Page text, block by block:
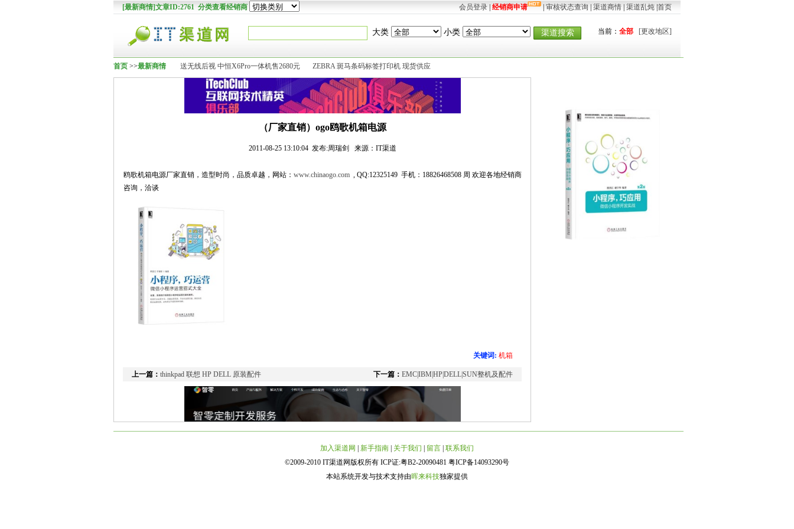
[最新商情]文章ID:2761 分类查看经销商 会员登录 经销商申请 审核状态查询 渠道商情 渠道乱炖 首页
大类 小类 渠道搜索 当前： 全部 [更改地区]
首页 >>最新商情 送无线后视 中恒X6Pro一体机售2680元 ZEBRA 斑马条码标签打印机 现货供应
（厂家直销）ogo鸥歌机箱电源
2011-08-25 13:10:04 发布:周瑞剑 来源：IT渠道
鸥歌机箱电源厂家直销，造型时尚，品质卓越，网站： www.chinaogo.com , QQ:12325149 手机：18826468508 周 欢迎各地经销商
咨询，洽谈
关键词: 机箱
上一篇： thinkpad 联想 HP DELL 原装配件 下一篇： EMC|IBM|HP|DELL|SUN整机及配件
加入渠道网 新手指南 关于我们 留言 联系我们
©2009-2010 IT渠道网版权所有 ICP证:粤B2-20090481 粤ICP备14093290号
本站系统开发与技术支持由晖来科技独家提供